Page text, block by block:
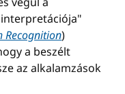
Recognition)
a beszélt
az alkalamzások